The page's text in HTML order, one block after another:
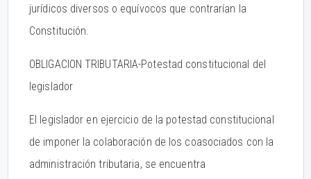
jurídicos diversos o equívocos que contrarían la
Constitución.
OBLIGACION TRIBUTARIA-Potestad constitucional del
legislador
El legislador en ejercicio de la potestad constitucional
de imponer la colaboración de los coasociados con la
administración tributaria, se encuentra